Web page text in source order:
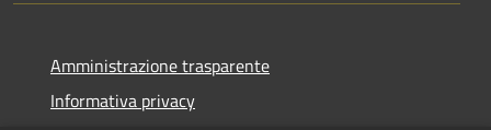
Amministrazione trasparente
Informativa privacy